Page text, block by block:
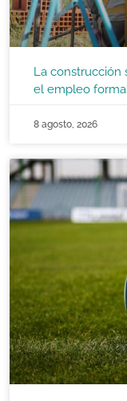
La construcción
el empleo
8 agosto, 2026